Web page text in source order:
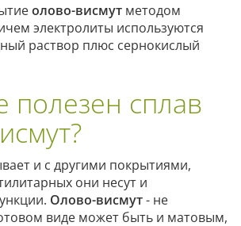
олово-висмут методом
электролиты используются
раствор плюс сернокислый
сплав
и с другими покрытиями,
они несут и
Олово-висмут- не
виде может быть и матовым,